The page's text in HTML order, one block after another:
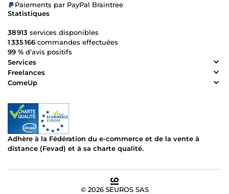
Paiements par PayPal Braintree
Statistiques
38 913 services disponibles
1 335 166 commandes effectuées
99 % d’avis positifs
Services
Freelances
ComeUp
Adhère à la Fédération du e-commerce et de la vente à
distance (Fevad) et à sa charte qualité.
© 2026 5EUROS SAS